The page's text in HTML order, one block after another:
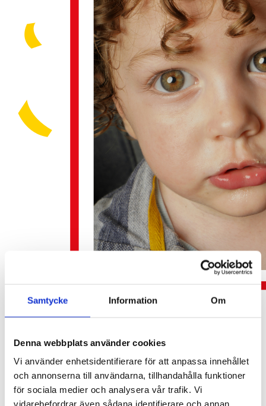
Samtycke Information Om
Denna webbplats använder cookies
Vi använder enhetsidentifierare för att anpassa innehållet
och annonserna till användarna, tillhandahålla funktioner
för sociala medier och analysera vår trafik. Vi
vidarebefordrar även sådana identifierare och annan